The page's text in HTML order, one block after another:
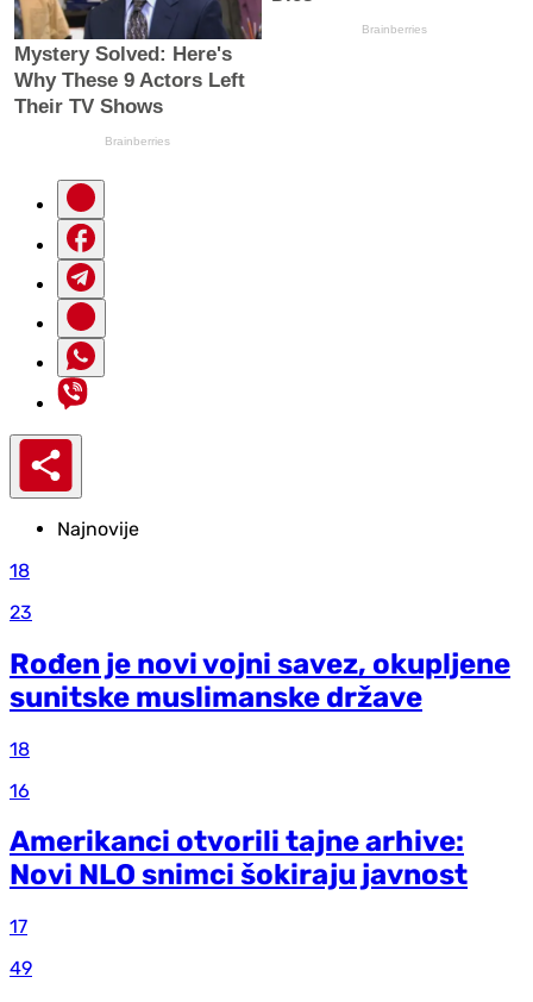
Najnovije
18
23
Rođen je novi vojni savez, okupljene
sunitske muslimanske države
18
16
Amerikanci otvorili tajne arhive:
Novi NLO snimci šokiraju javnost
17
49